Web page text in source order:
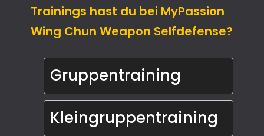
Trainings hast du bei MyPassion
Wing Chun Weapon Selfdefense?
Gruppentraining
Kleingruppentraining